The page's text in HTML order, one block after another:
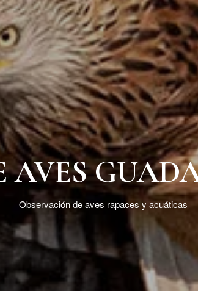
AVES
Observación de aves rapaces y acuáticas